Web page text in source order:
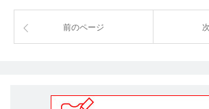
前のページ